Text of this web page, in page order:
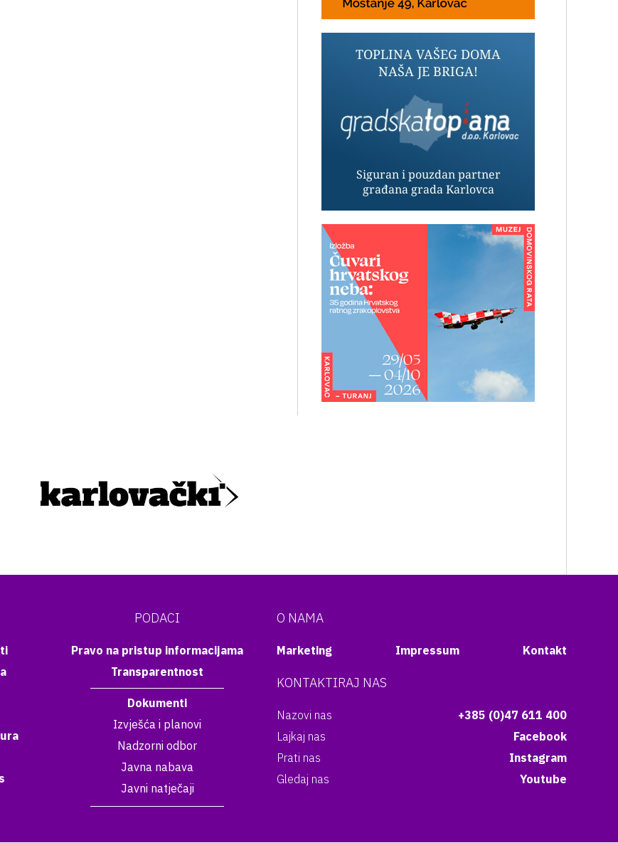
PODACI
Pravo na pristup informacijama
Transparentnost
Dokumenti
Izvješća i planovi
Nadzorni odbor
Javna nabava
Javni natječaji
O NAMA
Marketing Impressum Kontakt
KONTAKTIRAJ NAS
Nazovi nas
+385 (0)47 611 400
Lajkaj nas
Facebook
Prati nas
Instagram
Gledaj nas
Youtube